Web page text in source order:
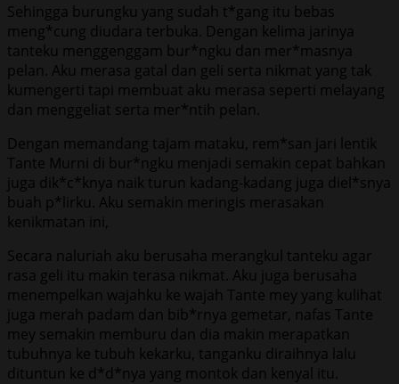
Sehingga burungku yang sudah t*gang itu bebas
meng*cung diudara terbuka. Dengan kelima jarinya
tanteku menggenggam bur*ngku dan mer*masnya
pelan. Aku merasa gatal dan geli serta nikmat yang tak
kumengerti tapi membuat aku merasa seperti melayang
dan menggeliat serta mer*ntih pelan.
Dengan memandang tajam mataku, rem*san jari lentik
Tante Murni di bur*ngku menjadi semakin cepat bahkan
juga dik*c*knya naik turun kadang-kadang juga diel*snya
buah p*lirku. Aku semakin meringis merasakan
kenikmatan ini,
Secara naluriah aku berusaha merangkul tanteku agar
rasa geli itu makin terasa nikmat. Aku juga berusaha
menempelkan wajahku ke wajah Tante mey yang kulihat
juga merah padam dan bib*rnya gemetar, nafas Tante
mey semakin memburu dan dia makin merapatkan
tubuhnya ke tubuh kekarku, tanganku diraihnya lalu
dituntun ke d*d*nya yang montok dan kenyal itu.